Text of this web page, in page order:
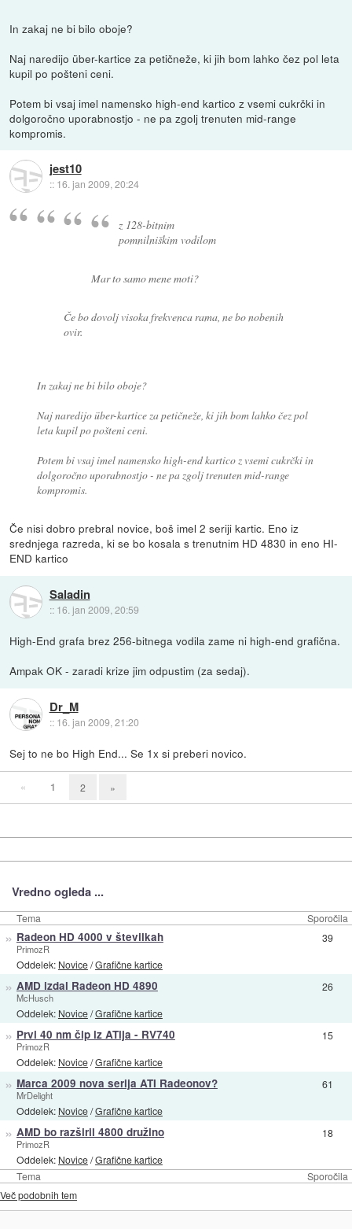
In zakaj ne bi bilo oboje?
Naj naredijo über-kartice za petičneže, ki jih bom lahko čez pol leta
kupil po pošteni ceni.
Potem bi vsaj imel namensko high-end kartico z vsemi cukrčki in
dolgoročno uporabnostjo - ne pa zgolj trenuten mid-range
kompromis.
jest10
:: 16. jan 2009, 20:24
z 128-bitnim
pomnilniškim vodilom
Mar to samo mene moti?
Če bo dovolj visoka frekvenca rama, ne bo nobenih
ovir.
In zakaj ne bi bilo oboje?
Naj naredijo über-kartice za petičneže, ki jih bom lahko čez pol
leta kupil po pošteni ceni.
Potem bi vsaj imel namensko high-end kartico z vsemi cukrčki in
dolgoročno uporabnostjo - ne pa zgolj trenuten mid-range
kompromis.
Če nisi dobro prebral novice, boš imel 2 seriji kartic. Eno iz
srednjega razreda, ki se bo kosala s trenutnim HD 4830 in eno HI-
END kartico
Saladin
:: 16. jan 2009, 20:59
High-End grafa brez 256-bitnega vodila zame ni high-end grafična.
Ampak OK - zaradi krize jim odpustim (za sedaj).
Dr_M
:: 16. jan 2009, 21:20
Sej to ne bo High End... Se 1x si preberi novico.
« 1 2 »
Vredno ogleda ...
Tema Sporočila
Tema Sporočila
» Radeon HD 4000 v številkah
PrimozR
Oddelek: Novice/Grafične kartice
39
» AMD izdal Radeon HD 4890
McHusch
Oddelek: Novice/Grafične kartice
26
» Prvi 40 nm čip iz ATija - RV740
PrimozR
Oddelek: Novice/Grafične kartice
15
» Marca 2009 nova serija ATI Radeonov?
MrDelight
Oddelek: Novice/Grafične kartice
61
» AMD bo razširil 4800 družino
PrimozR
Oddelek: Novice/Grafične kartice
18
Več podobnih tem